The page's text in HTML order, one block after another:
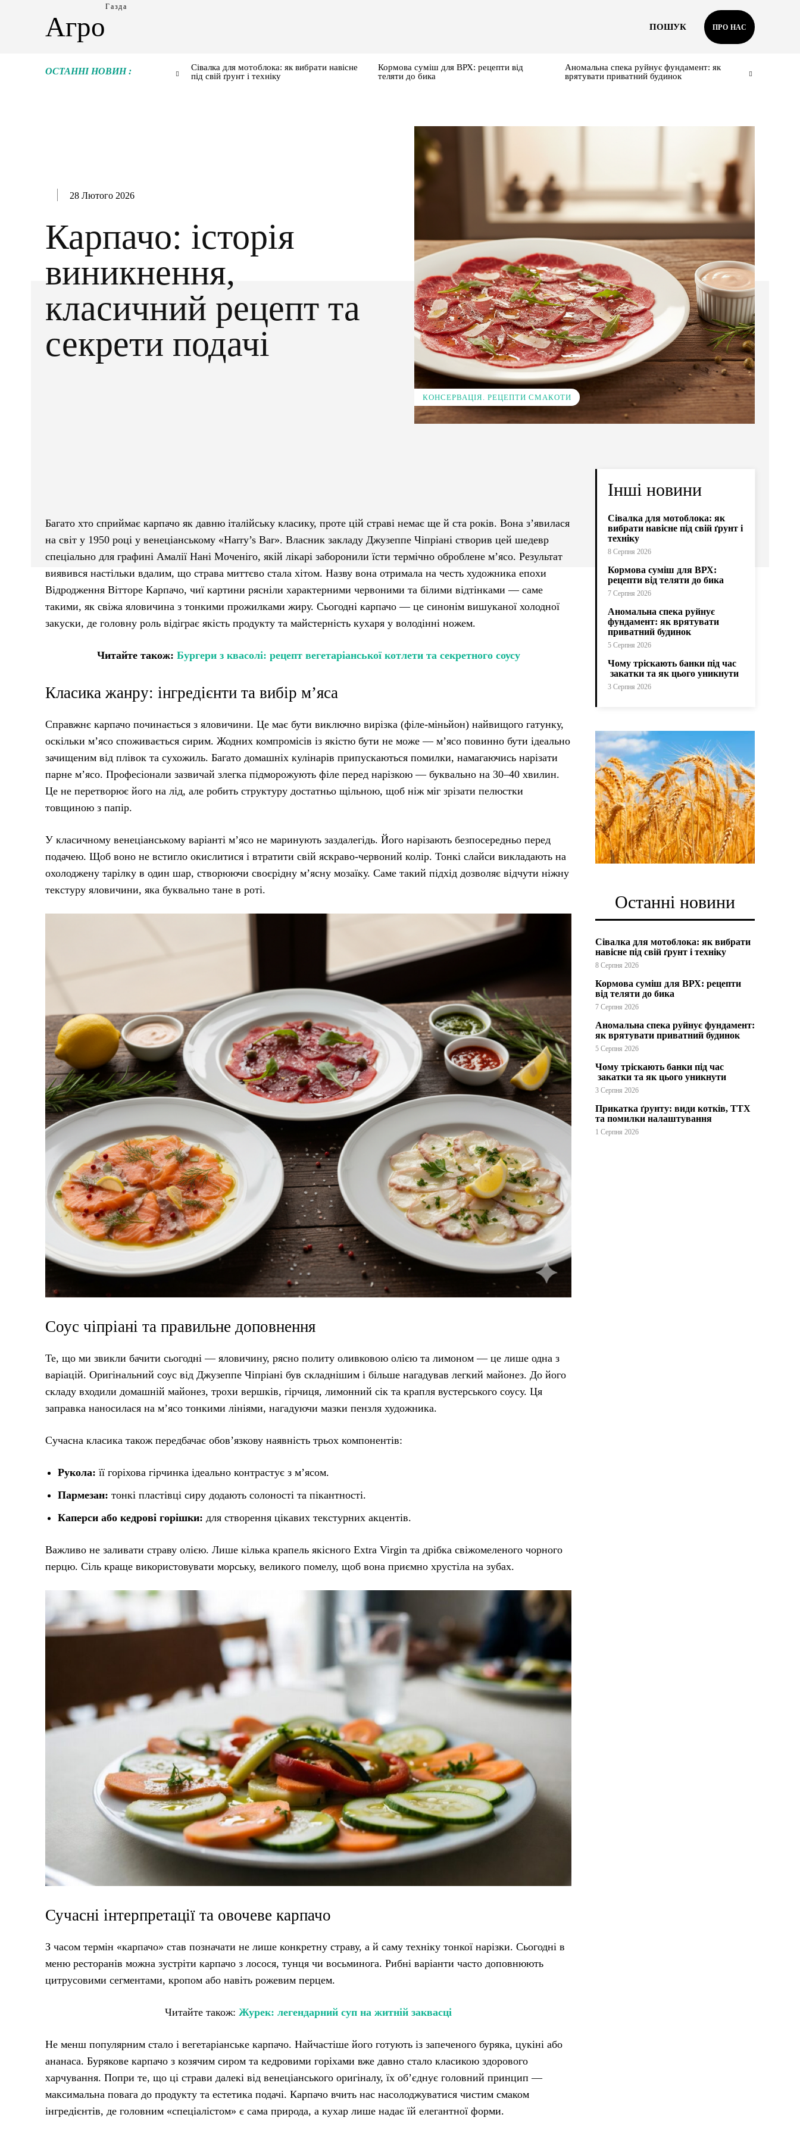
Агро
Газда
ПОШУК ПРО НАС
ОСТАННІ НОВИН :
Сівалка для мотоблока: як вибрати навісне
під свій ґрунт і техніку
Кормова суміш для ВРХ: рецепти від
теляти до бика
Аномальна спека руйнує фундамент: як
врятувати приватний будинок
28 Лютого 2026
Карпачо: історія
виникнення,
класичний рецепт та
секрети подачі
КОНСЕРВАЦІЯ. РЕЦЕПТИ СМАКОТИ
Багато хто сприймає карпачо як давню італійську класику, проте цій страві немає ще й ста років. Вона з’явилася
на світ у 1950 році у венеціанському «Harry’s Bar». Власник закладу Джузеппе Чіпріані створив цей шедевр
спеціально для графині Амалії Нані Моченіго, якій лікарі заборонили їсти термічно оброблене м’ясо. Результат
виявився настільки вдалим, що страва миттєво стала хітом. Назву вона отримала на честь художника епохи
Відродження Вітторе Карпачо, чиї картини рясніли характерними червоними та білими відтінками — саме
такими, як свіжа яловичина з тонкими прожилками жиру. Сьогодні карпачо — це синонім вишуканої холодної
закуски, де головну роль відіграє якість продукту та майстерність кухаря у володінні ножем.
Читайте також: Бургери з квасолі: рецепт вегетаріанської котлети та секретного соусу
Класика жанру: інгредієнти та вибір м’яса
Справжнє карпачо починається з яловичини. Це має бути виключно вирізка (філе-міньйон) найвищого гатунку,
оскільки м’ясо споживається сирим. Жодних компромісів із якістю бути не може — м’ясо повинно бути ідеально
зачищеним від плівок та сухожиль. Багато домашніх кулінарів припускаються помилки, намагаючись нарізати
парне м’ясо. Професіонали зазвичай злегка підморожують філе перед нарізкою — буквально на 30–40 хвилин.
Це не перетворює його на лід, але робить структуру достатньо щільною, щоб ніж міг зрізати пелюстки
товщиною з папір.
У класичному венеціанському варіанті м’ясо не маринують заздалегідь. Його нарізають безпосередньо перед
подачею. Щоб воно не встигло окислитися і втратити свій яскраво-червоний колір. Тонкі слайси викладають на
охолоджену тарілку в один шар, створюючи своєрідну м’ясну мозаїку. Саме такий підхід дозволяє відчути ніжну
текстуру яловичини, яка буквально тане в роті.
Соус чіпріані та правильне доповнення
Те, що ми звикли бачити сьогодні — яловичину, рясно политу оливковою олією та лимоном — це лише одна з
варіацій. Оригінальний соус від Джузеппе Чіпріані був складнішим і більше нагадував легкий майонез. До його
складу входили домашній майонез, трохи вершків, гірчиця, лимонний сік та крапля вустерського соусу. Ця
заправка наносилася на м’ясо тонкими лініями, нагадуючи мазки пензля художника.
Сучасна класика також передбачає обов’язкову наявність трьох компонентів:
Рукола: її горіхова гірчинка ідеально контрастує з м’ясом.
Пармезан: тонкі пластівці сиру додають солоності та пікантності.
Каперси або кедрові горішки: для створення цікавих текстурних акцентів.
Важливо не заливати страву олією. Лише кілька крапель якісного Extra Virgin та дрібка свіжомеленого чорного
перцю. Сіль краще використовувати морську, великого помелу, щоб вона приємно хрустіла на зубах.
Сучасні інтерпретації та овочеве карпачо
З часом термін «карпачо» став позначати не лише конкретну страву, а й саму техніку тонкої нарізки. Сьогодні в
меню ресторанів можна зустріти карпачо з лосося, тунця чи восьминога. Рибні варіанти часто доповнюють
цитрусовими сегментами, кропом або навіть рожевим перцем.
Читайте також: Журек: легендарний суп на житній заквасці
Не менш популярним стало і вегетаріанське карпачо. Найчастіше його готують із запеченого буряка, цукіні або
ананаса. Бурякове карпачо з козячим сиром та кедровими горіхами вже давно стало класикою здорового
харчування. Попри те, що ці страви далекі від венеціанського оригіналу, їх об’єднує головний принцип —
максимальна повага до продукту та естетика подачі. Карпачо вчить нас насолоджуватися чистим смаком
інгредієнтів, де головним «спеціалістом» є сама природа, а кухар лише надає їй елегантної форми.
Інші новини
Сівалка для мотоблока: як
вибрати навісне під свій ґрунт і
техніку
8 Серпня 2026
Кормова суміш для ВРХ:
рецепти від теляти до бика
7 Серпня 2026
Аномальна спека руйнує
фундамент: як врятувати
приватний будинок
5 Серпня 2026
Чому тріскають банки під час
закатки та як цього уникнути
3 Серпня 2026
Останні новини
Сівалка для мотоблока: як вибрати
навісне під свій ґрунт і техніку
8 Серпня 2026
Кормова суміш для ВРХ: рецепти
від теляти до бика
7 Серпня 2026
Аномальна спека руйнує фундамент:
як врятувати приватний будинок
5 Серпня 2026
Чому тріскають банки під час
закатки та як цього уникнути
3 Серпня 2026
Прикатка ґрунту: види котків, ТТХ
та помилки налаштування
1 Серпня 2026